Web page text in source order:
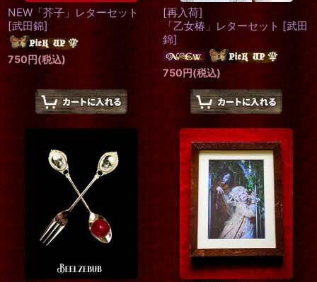
NEW「芥子」レターセット
[武田錦]
750円(税込)
[再入荷]
「乙女椿」レターセット [武田
錦]
750円(税込)